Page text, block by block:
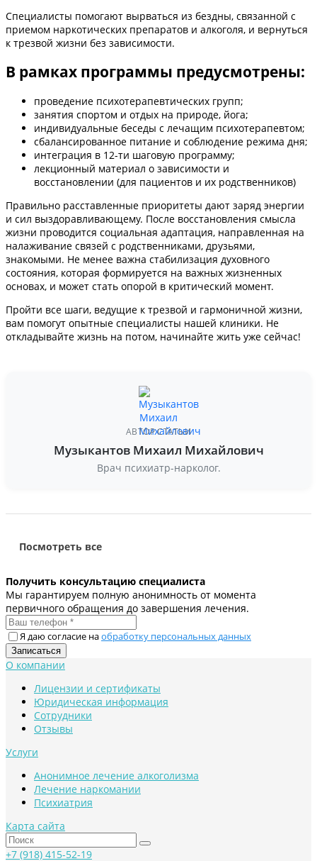
Специалисты помогают вырваться из бездны, связанной с
приемом наркотических препаратов и алкоголя, и вернуться
к трезвой жизни без зависимости.
В рамках программы предусмотрены:
проведение психотерапевтических групп;
занятия спортом и отдых на природе, йога;
индивидуальные беседы с лечащим психотерапевтом;
сбалансированное питание и соблюдение режима дня;
интеграция в 12-ти шаговую программу;
лекционный материал о зависимости и
восстановлении (для пациентов и их родственников)
Правильно расставленные приоритеты дают заряд энергии
и сил выздоравливающему. После восстановления смысла
жизни проводится социальная адаптация, направленная на
налаживание связей с родственниками, друзьями,
знакомыми. Не менее важна стабилизация духовного
состояния, которая формируется на важных жизненных
основах, и может стать опорой в критический момент.
Пройти все шаги, ведущие к трезвой и гармоничной жизни,
вам помогут опытные специалисты нашей клиники. Не
откладывайте жизнь на потом, начинайте жить уже сейчас!
АВТОР СТАТЬИ
Музыкантов Михаил Михайлович
Врач психиатр-нарколог.
Посмотреть все
Получить консультацию специалиста
Мы гарантируем полную анонимность от момента
первичного обращения до завершения лечения.
Я даю согласие наобработку персональных данных
О компании
Лицензии и сертификаты
Юридическая информация
Сотрудники
Отзывы
Услуги
Анонимное лечение алкоголизма
Лечение наркомании
Психиатрия
Карта сайта
+7 (918) 415-52-19